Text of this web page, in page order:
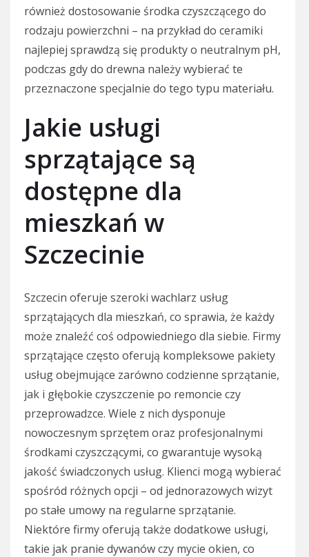
również dostosowanie środka czyszczącego do
rodzaju powierzchni – na przykład do ceramiki
najlepiej sprawdzą się produkty o neutralnym pH,
podczas gdy do drewna należy wybierać te
przeznaczone specjalnie do tego typu materiału.
Jakie usługi
sprzątające są
dostępne dla
mieszkań w
Szczecinie
Szczecin oferuje szeroki wachlarz usług
sprzątających dla mieszkań, co sprawia, że każdy
może znaleźć coś odpowiedniego dla siebie. Firmy
sprzątające często oferują kompleksowe pakiety
usług obejmujące zarówno codzienne sprzątanie,
jak i głębokie czyszczenie po remoncie czy
przeprowadzce. Wiele z nich dysponuje
nowoczesnym sprzętem oraz profesjonalnymi
środkami czyszczącymi, co gwarantuje wysoką
jakość świadczonych usług. Klienci mogą wybierać
spośród różnych opcji – od jednorazowych wizyt
po stałe umowy na regularne sprzątanie.
Niektóre firmy oferują także dodatkowe usługi,
takie jak pranie dywanów czy mycie okien, co